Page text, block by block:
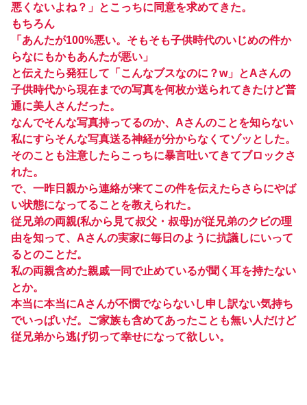
悪くないよね？」とこっちに同意を求めてきた。
もちろん
「あんたが100%悪い。そもそも子供時代のいじめの件か
らなにもかもあんたが悪い」
と伝えたら発狂して「こんなブスなのに？w」とAさんの
子供時代から現在までの写真を何枚か送られてきたけど普
通に美人さんだった。
なんでそんな写真持ってるのか、Aさんのことを知らない
私にすらそんな写真送る神経が分からなくてゾッとした。
そのことも注意したらこっちに暴言吐いてきてブロックさ
れた。
で、一昨日親から連絡が来てこの件を伝えたらさらにやば
い状態になってることを教えられた。
従兄弟の両親(私から見て叔父・叔母)が従兄弟のクビの理
由を知って、Aさんの実家に毎日のように抗議しにいって
るとのことだ。
私の両親含めた親戚一同で止めているが聞く耳を持たない
とか。
本当に本当にAさんが不憫でならないし申し訳ない気持ち
でいっぱいだ。ご家族も含めてあったことも無い人だけど
従兄弟から逃げ切って幸せになって欲しい。